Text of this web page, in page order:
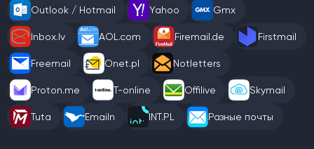
Outlook / Hotmail Yahoo Gmx
Inbox.lv AOL.com Firemail.de Firstmail
Freemail Onet.pl Notletters
Proton.me T-online Offilive Skymail
Tuta Emailn INT.PL Разные почты